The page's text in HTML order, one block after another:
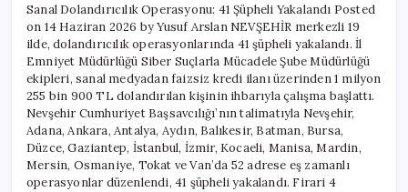
Sanal Dolandırıcılık Operasyonu: 41 Şüpheli Yakalandı Posted
on 14 Haziran 2026 by Yusuf Arslan NEVŞEHİR merkezli 19
ilde, dolandırıcılık operasyonlarında 41 şüpheli yakalandı. İl
Emniyet Müdürlüğü Siber Suçlarla Mücadele Şube Müdürlüğü
ekipleri, sanal medyadan faizsiz kredi ilanı üzerinden 1 milyon
255 bin 900 TL dolandırılan kişinin ihbarıyla çalışma başlattı.
Nevşehir Cumhuriyet Başsavcılığı’nın talimatıyla Nevşehir,
Adana, Ankara, Antalya, Aydın, Balıkesir, Batman, Bursa,
Düzce, Gaziantep, İstanbul, İzmir, Kocaeli, Manisa, Mardin,
Mersin, Osmaniye, Tokat ve Van’da 52 adrese eş zamanlı
operasyonlar düzenlendi, 41 şüpheli yakalandı. Firari 4